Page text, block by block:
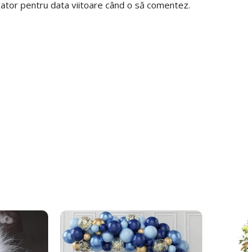
pentru data viitoare când o să comentez.